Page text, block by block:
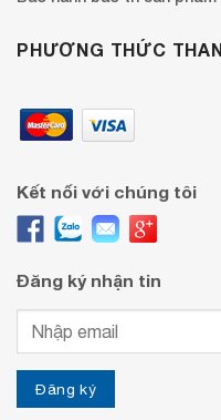
PHƯƠNG THỨC
Kết nối với chúng tôi
Đăng ký nhận tin